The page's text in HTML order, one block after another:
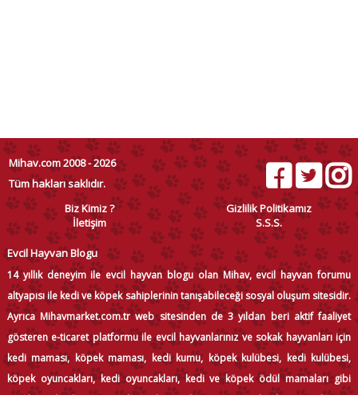
Mihav.com 2008 - 2026
Tüm hakları saklıdır.
Biz Kimiz ?
Gizlilik Politikamız
İletişim
S.S.S.
Evcil Hayvan Blogu
14 yıllık deneyim ile evcil hayvan blogu olan Mihav, evcil hayvan forumu
altyapısı ile kedi ve köpek sahiplerinin tanışabileceği sosyal oluşum sitesidir.
Ayrıca Mihavmarket.com.tr web sitesinden de 3 yıldan beri aktif faaliyet
gösteren e-ticaret platformu ile evcil hayvanlarınız ve sokak hayvanları için
kedi maması, köpek maması, kedi kumu, köpek kulübesi, kedi kulübesi,
köpek oyuncakları, kedi oyuncakları, kedi ve köpek ödül mamaları gibi